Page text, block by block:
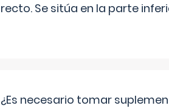
recto. Se sitúa en la parte
¿Es necesario tomar